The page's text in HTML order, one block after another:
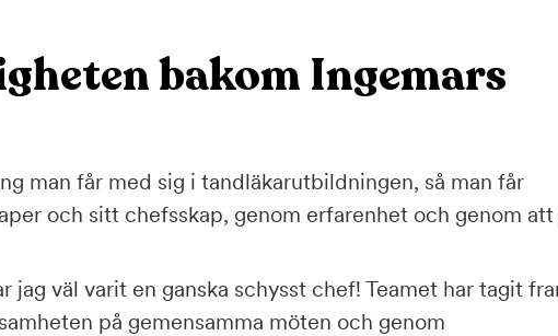
bakom Ingemars
man får med sig i tandläkarutbildningen, så man får
och sitt chefsskap, genom erfarenhet och genom att
jag väl varit en ganska schysst chef! Teamet har tagit
på gemensamma möten och genom